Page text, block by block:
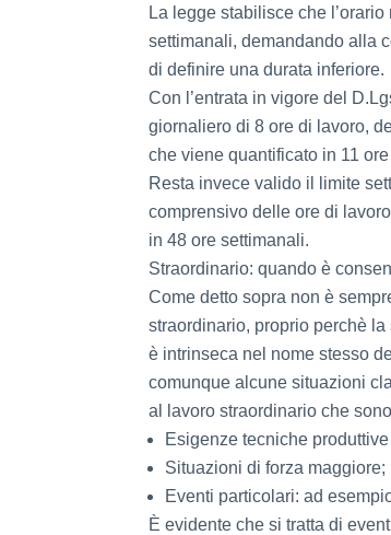
La legge stabilisce che
settimanali, demandando alla
di definire una durata inferiore.
Con l’entrata in vigore del
giornaliero di 8 ore di lavoro,
che viene quantificato in 11
Resta invece valido il limite
comprensivo delle ore di
in 48 ore settimanali.
Straordinario: quando è
Come detto sopra non è
straordinario, proprio perchè
è intrinseca nel nome stesso
comunque alcune situazioni
al lavoro straordinario che
Esigenze tecniche
Situazioni di forza maggiore;
Eventi particolari: ad
È evidente che si tratta di